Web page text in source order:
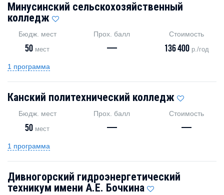
Минусинский сельскохозяйственный
колледж
Бюдж. мест
50 мест
Прох. балл
—
Стоимость
136 400 р./год
1 программа
Канский политехнический колледж
Бюдж. мест
50 мест
Прох. балл
—
Стоимость
—
1 программа
Дивногорский гидроэнергетический
техникум имени А.Е. Бочкина